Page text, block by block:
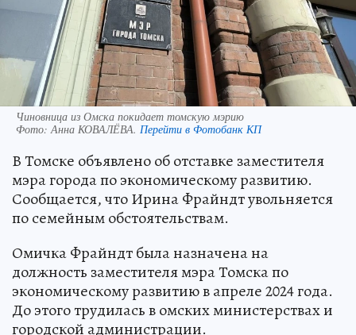
Чиновница из Омска покидает томскую мэрию
Фото:Анна КОВАЛЁВА. Перейти в Фотобанк КП
В Томске объявлено об отставке заместителя
мэра города по экономическому развитию.
Сообщается, что Ирина Фрайндт увольняется
по семейным обстоятельствам.
Омичка Фрайндт была назначена на
должность заместителя мэра Томска по
экономическому развитию в апреле 2024 года.
До этого трудилась в омских министерствах и
городской администрации.